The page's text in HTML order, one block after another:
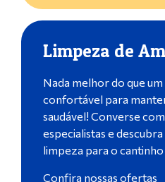
Limpeza de
Nada melhor do que
confortável para
saudável! Converse
especialistas e
limpeza para o
Confira nossas ofertas